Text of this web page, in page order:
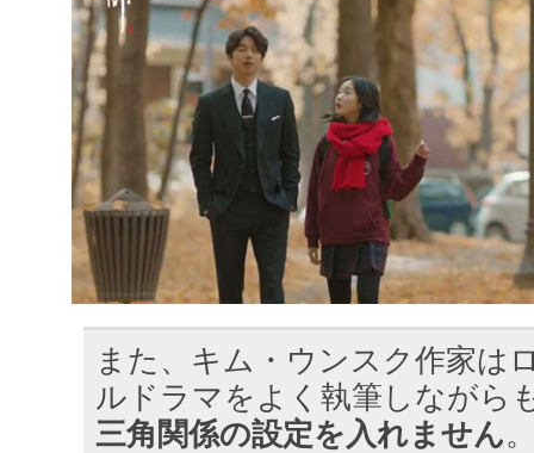
また、キム・ウンスク作家は
ルドラマをよく執筆しながら
三角関係の設定を入れません